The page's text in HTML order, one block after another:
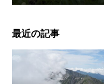
最近の記事